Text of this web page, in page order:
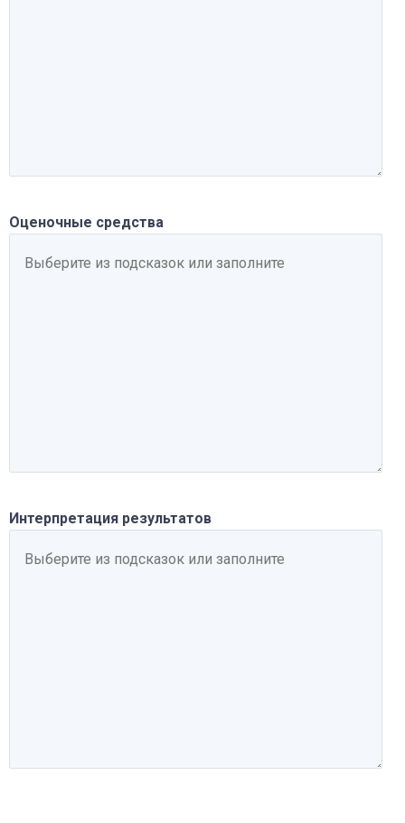
Оценочные средства
Интерпретация результатов